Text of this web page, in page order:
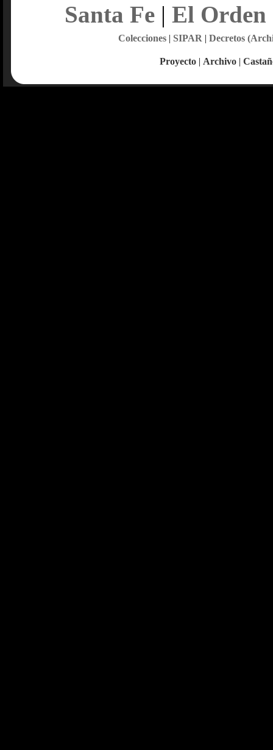
Santa Fe| El Orden
Colecciones| SIPAR | Decretos
Proyecto | Archivo |